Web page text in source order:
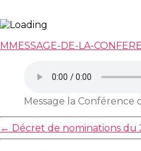
MMESSAGE-DE-LA-
Message la Conférence
← Décret de nominations du